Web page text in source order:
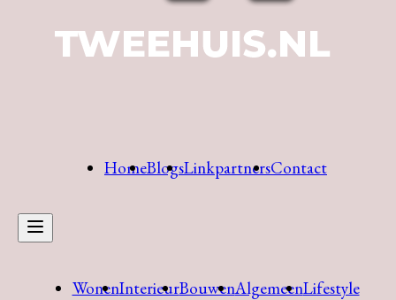
HomeBlogsLinkpartnersContact
WonenInterieurBouwenAlgemeenLifestyle